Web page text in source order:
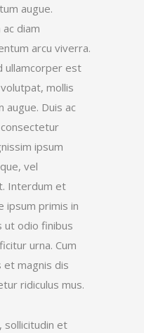
augue.
diam
arcu viverra.
ullamcorper est
mollis
augue. Duis ac
ipsum
vel
Interdum et
ipsum primis in
ut odio finibus
urna. Cum
et magnis dis
ridiculus mus.
sollicitudin et